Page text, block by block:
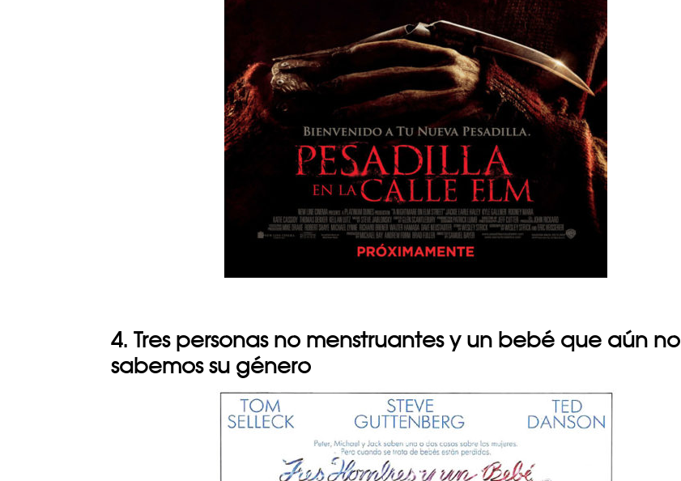
4. Tres personas no menstruantes y un bebé que aún no
sabemos su género